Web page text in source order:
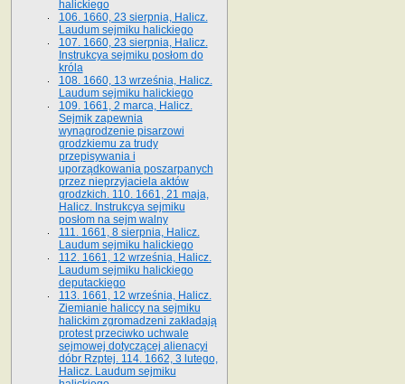
halickiego
106. 1660, 23 sierpnia, Halicz.
Laudum sejmiku halickiego
107. 1660, 23 sierpnia, Halicz.
Instrukcya sejmiku posłom do
króla
108. 1660, 13 września, Halicz.
Laudum sejmiku halickiego
109. 1661, 2 marca, Halicz.
Sejmik zapewnia
wynagrodzenie pisarzowi
grodzkiemu za trudy
przepisywania i
uporządkowania poszarpanych
przez nieprzyjaciela aktów
grodzkich. 110. 1661, 21 maja,
Halicz. Instrukcya sejmiku
posłom na sejm walny
111. 1661, 8 sierpnia, Halicz.
Laudum sejmiku halickiego
112. 1661, 12 września, Halicz.
Laudum sejmiku halickiego
deputackiego
113. 1661, 12 września, Halicz.
Ziemianie haliccy na sejmiku
halickim zgromadzeni zakładają
protest przeciwko uchwale
sejmowej dotyczącej alienacyi
dóbr Rzptej. 114. 1662, 3 lutego,
Halicz. Laudum sejmiku